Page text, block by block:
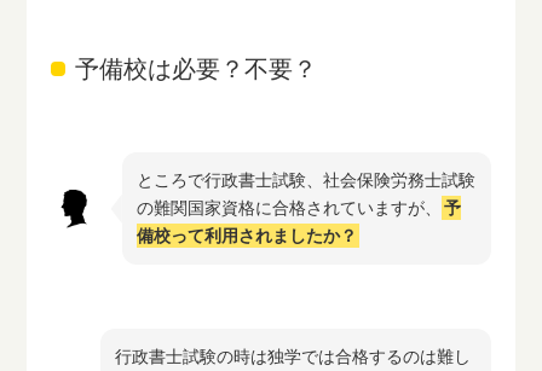
予備校は必要？不要？
ところで行政書士試験、社会保険労務士試験
の難関国家資格に合格されていますが、
予
備校って利用されましたか？
行政書士試験の時は独学では合格するのは難し